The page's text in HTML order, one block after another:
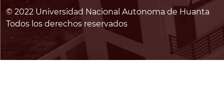
© 2022 Universidad Nacional Autonoma de Huanta
Todos los derechos reservados